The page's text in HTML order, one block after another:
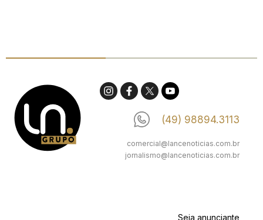
(49) 98894.3113
comercial@lancenoticias.com.br
jornalismo@lancenoticias.com.br
Seja anunciante